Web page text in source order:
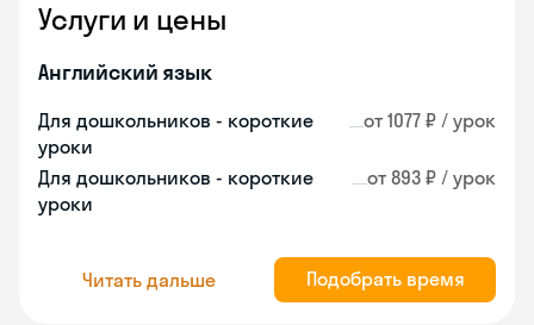
Услуги и цены
Английский язык
Для дошкольников - короткие
уроки
от 1077 ₽ / урок
Для дошкольников - короткие
уроки
от 893 ₽ / урок
Читать дальше Подобрать время